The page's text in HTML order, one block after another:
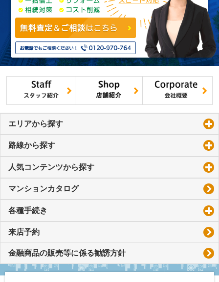
エリアから探す
路線から探す
人気コンテンツから探す
マンションカタログ
各種手続き
来店予約
金融商品の販売等に係る勧誘方針